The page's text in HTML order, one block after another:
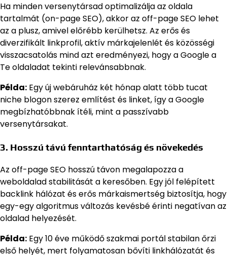
Ha minden versenytársad optimalizálja az oldala
tartalmát (on-page SEO), akkor az off-page SEO lehet
az a plusz, amivel előrébb kerülhetsz. Az erős és
diverzifikált linkprofil, aktív márkajelenlét és közösségi
visszacsatolás mind azt eredményezi, hogy a Google a
Te oldaladat tekinti relevánsabbnak.
Példa: Egy új webáruház két hónap alatt több tucat
niche blogon szerez említést és linket, így a Google
megbízhatóbbnak ítéli, mint a passzívabb
versenytársakat.
3. Hosszú távú fenntarthatóság és növekedés
Az off-page SEO hosszú távon megalapozza a
weboldalad stabilitását a keresőben. Egy jól felépített
backlink hálózat és erős márkaismertség biztosítja, hogy
egy-egy algoritmus változás kevésbé érinti negatívan az
oldalad helyezését.
Példa: Egy 10 éve működő szakmai portál stabilan őrzi
első helyét, mert folyamatosan bővíti linkhálózatát és